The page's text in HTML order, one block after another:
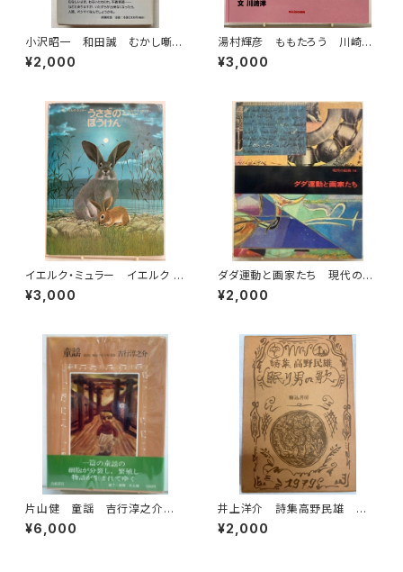
小沢昭一 和田誠 むかし噺う
きよ噺 1998年 新潮社刊
¥2,000
湯村輝彦 ももたろう 川崎
洋 1987年 初版 ミキハウ
ス
¥3,000
イエルク・ミュラー イエルク ・
シュタイナー うさぎのぼうけ
ん 佐々木元 訳 1978年 初
¥3,000
ダダ運動と画家たち 現代の絵
画16 1973年 平凡社
¥2,000
片山健 童謡 吉行淳之介
昭和55年 初版 ビニールカバ
ー 出帆新社
¥6,000
井上洋介 詩集高野民雄 眠り
男の歌 1979年 駒込書房
¥2,000